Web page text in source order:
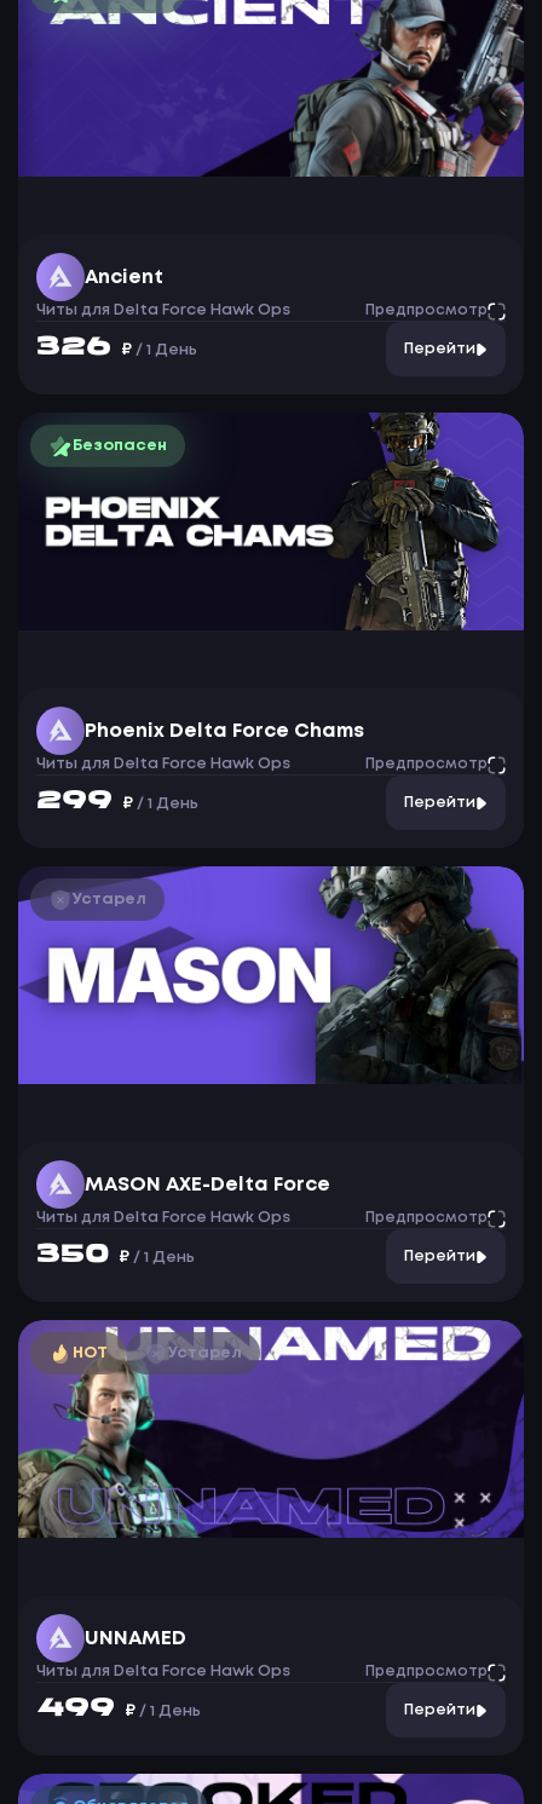
Ancient
Читы для Delta Force Hawk Ops Предпросмотр
326 ₽ / 1 День Перейти
Безопасен
Phoenix Delta Force Chams
Читы для Delta Force Hawk Ops Предпросмотр
299 ₽ / 1 День Перейти
Устарел
MASON AXE-Delta Force
Читы для Delta Force Hawk Ops Предпросмотр
350 ₽ / 1 День Перейти
HOT Устарел
UNNAMED
Читы для Delta Force Hawk Ops Предпросмотр
499 ₽ / 1 День Перейти